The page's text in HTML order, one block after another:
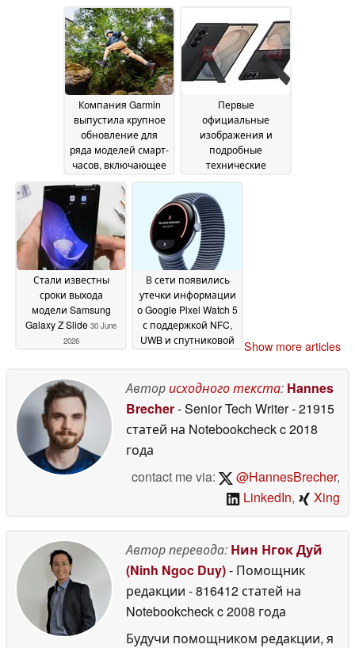
02 July 2026
Galaxy Watch в США
02 July 2026
Компания Garmin
выпустила крупное
обновление для
ряда моделей смарт-
часов, включающее
изменений
Первые
официальные
изображения и
подробные
технические
трёх моделей
Samsung серии «
Galaxy » с дисплеем
Z Fold в преддверии
запуска
Стали известны
сроки выхода
модели Samsung
Galaxy Z Slide 30 June
2026
В сети появились
утечки информации
о Google Pixel Watch 5
с поддержкой NFC,
UWB и спутниковой
Show more articles
Авторисходного текста: Hannes
Brecher- Senior Tech Writer- 21915
статей на Notebookcheckc 2018
года
contact me via:
@HannesBrecher,
LinkedIn, Xing
Автор перевода: Нин Нгок Дуй
(Ninh Ngoc Duy)- Помощник
редакции - 816412 статей на
Notebookcheckc 2008 года
Будучи помощником редакции, я